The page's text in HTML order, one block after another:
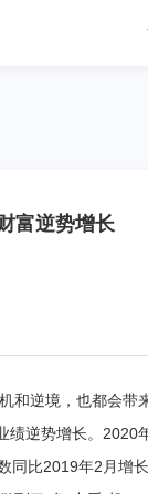
富逆势增长
和逆境，也都会带
逆势增长。2020
同比2019年2月增